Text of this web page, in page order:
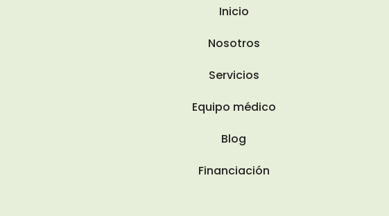
Inicio
Nosotros
Servicios
Equipo médico
Blog
Financiación